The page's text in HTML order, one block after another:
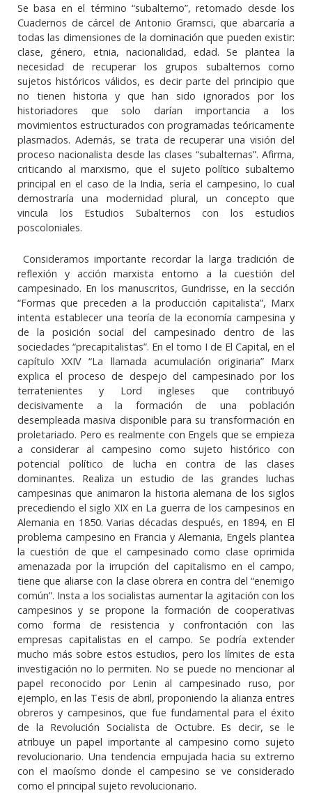
Se basa en el término “subalterno”, retomado desde los
Cuadernos de cárcel de Antonio Gramsci, que abarcaría a
todas las dimensiones de la dominación que pueden existir:
clase, género, etnia, nacionalidad, edad. Se plantea la
necesidad de recuperar los grupos subalternos como
sujetos históricos válidos, es decir parte del principio que
no tienen historia y que han sido ignorados por los
historiadores que solo darían importancia a los
movimientos estructurados con programadas teóricamente
plasmados. Además, se trata de recuperar una visión del
proceso nacionalista desde las clases “subalternas”. Afirma,
criticando al marxismo, que el sujeto político subalterno
principal en el caso de la India, sería el campesino, lo cual
demostraría una modernidad plural, un concepto que
vincula los Estudios Subalternos con los estudios
poscoloniales.
Consideramos importante recordar la larga tradición de
reflexión y acción marxista entorno a la cuestión del
campesinado. En los manuscritos, Gundrisse, en la sección
“Formas que preceden a la producción capitalista”, Marx
intenta establecer una teoría de la economía campesina y
de la posición social del campesinado dentro de las
sociedades “precapitalistas”. En el tomo I de El Capital, en el
capítulo XXIV “La llamada acumulación originaria” Marx
explica el proceso de despejo del campesinado por los
terratenientes y Lord ingleses que contribuyó
decisivamente a la formación de una población
desempleada masiva disponible para su transformación en
proletariado. Pero es realmente con Engels que se empieza
a considerar al campesino como sujeto histórico con
potencial político de lucha en contra de las clases
dominantes. Realiza un estudio de las grandes luchas
campesinas que animaron la historia alemana de los siglos
precediendo el siglo XIX en La guerra de los campesinos en
Alemania en 1850. Varias décadas después, en 1894, en El
problema campesino en Francia y Alemania, Engels plantea
la cuestión de que el campesinado como clase oprimida
amenazada por la irrupción del capitalismo en el campo,
tiene que aliarse con la clase obrera en contra del “enemigo
común”. Insta a los socialistas aumentar la agitación con los
campesinos y se propone la formación de cooperativas
como forma de resistencia y confrontación con las
empresas capitalistas en el campo. Se podría extender
mucho más sobre estos estudios, pero los límites de esta
investigación no lo permiten. No se puede no mencionar al
papel reconocido por Lenin al campesinado ruso, por
ejemplo, en las Tesis de abril, proponiendo la alianza entres
obreros y campesinos, que fue fundamental para el éxito
de la Revolución Socialista de Octubre. Es decir, se le
atribuye un papel importante al campesino como sujeto
revolucionario. Una tendencia empujada hacia su extremo
con el maoísmo donde el campesino se ve considerado
como el principal sujeto revolucionario.